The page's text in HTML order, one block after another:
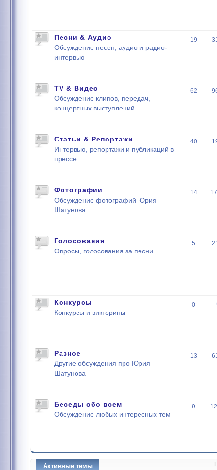
Песни & Аудио
Обсуждение песен, аудио и радио-
интервью
19
TV & Видео
Обсуждение клипов, передач,
концертных выступлений
62
Статьи & Репортажи
Интервью, репортажи и публикаций в
прессе
40
Фотографии
Обсуждение фотографий Юрия
Шатунова
14
Голосования
Опросы, голосования за песни
5
Конкурсы
Конкурсы и викторины
0
Разное
Другие обсуждения про Юрия
Шатунова
13
Беседы обо всем
Обсуждение любых интересных тем
9
Активные темы